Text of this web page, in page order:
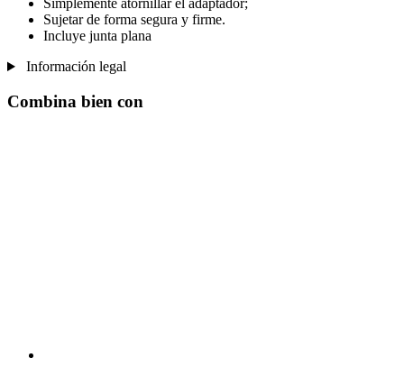
Simplemente atornillar el adaptador;
Sujetar de forma segura y firme.
Incluye junta plana
Información legal
Combina bien con